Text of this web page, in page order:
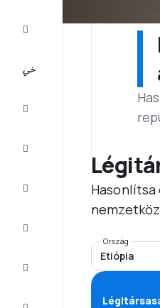
Hasonlítsa
Ország
Etiópia